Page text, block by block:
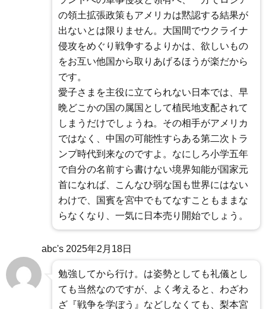
の領土拡張政策もアメリカは黙認する結果が
出ないとは限りません。大国間でウクライナ
侵攻をめぐり戦争するよりかは、欲しいもの
をお互い他国から取りあげるほうが楽だから
です。
愛子さまを主役に立てられない日本では、早
晩どこかの国の属国として植民地支配されて
しまうだけでしょうね。その相手がアメリカ
ではなく、中国の可能性すらある第二次トラ
ンプ時代到来なのですよ。なにしろ小学五年
で自分の名前すら書けない境界知能が国家元
首になれば、こんなひ弱な国も世界にはない
わけで、国賓を宮中でもてなすこともままな
らなくなり、一気に日本売り開始でしょう。
abc's 2025年2月18日
勉強してから行け。は姿勢としても礼儀とし
ても当然なのですが、よく考えると、わざわ
ざ『戦争を学ぼう』などしなくても、梨本宮